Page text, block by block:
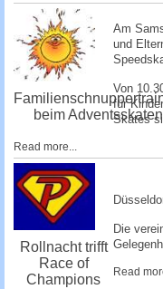
beim
Am
und
Von
für
Skates
Read more...
Rollnacht trifft
Race of
Champions
Die
Read